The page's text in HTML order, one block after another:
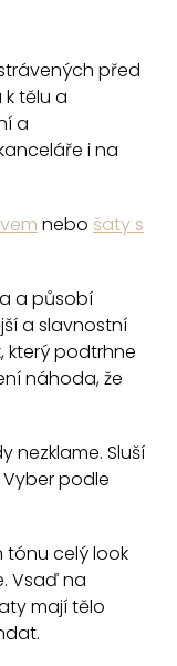
před
tělu a
a
i na
nebo šaty s
a působí
a slavnostní
který podtrhne
náhoda, že
nezklame. Sluší
podle
tónu celý look
Vsaď na
mají tělo